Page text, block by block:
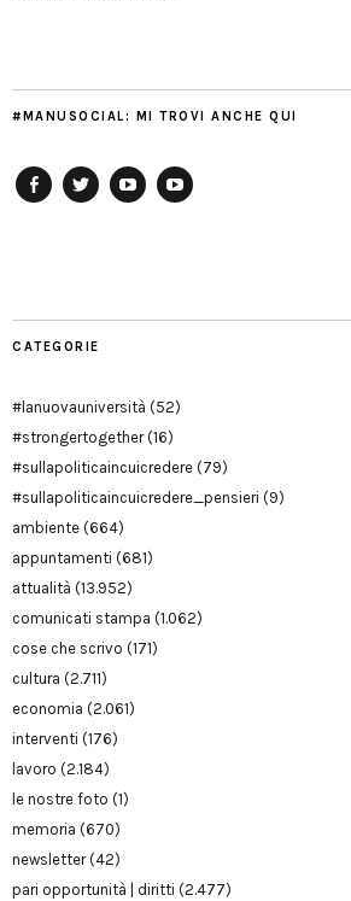
#MANUSOCIAL: MI TROVI ANCHE QUI
CATEGORIE
#lanuovauniversità (52)
#strongertogether(16)
#sullapoliticaincuicredere (79)
#sullapoliticaincuicredere_pensieri (9)
ambiente (664)
appuntamenti (681)
attualità (13.952)
comunicati stampa (1.062)
cose che scrivo (171)
cultura (2.711)
economia (2.061)
interventi (176)
lavoro (2.184)
le nostre foto (1)
memoria (670)
newsletter(42)
pari opportunità | diritti (2.477)